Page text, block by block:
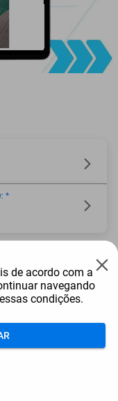
*
de acordo com a
navegando
condições.